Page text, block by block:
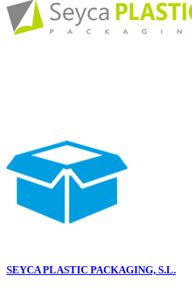
SEYCA PLASTIC PACKAGING, S.L.